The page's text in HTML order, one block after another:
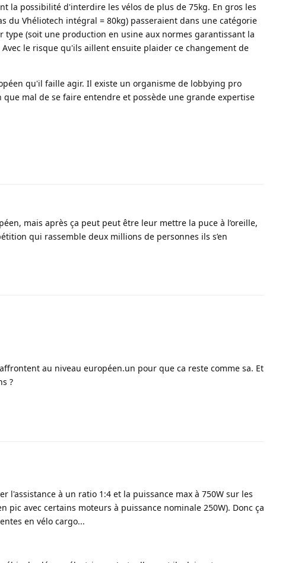
la possibilité d'interdire les vélos de plus de 75kg. En gros les
du Vhéliotech intégral = 80kg) passeraient dans une catégorie
(soit une production en usine aux normes garantissant la
le risque qu'ils aillent ensuite plaider ce changement de
qu'il faille agir. Il existe un organisme de lobbying pro
mal de se faire entendre et possède une grande expertise
mais après ça peut peut être leur mettre la puce à l’oreille,
qui rassemble deux millions de personnes ils s’en
au niveau européen.un pour que ca reste comme sa. Et
?
l'assistance à un ratio 1:4 et la puissance max à 750W sur les
pic avec certains moteurs à puissance nominale 250W). Donc ça
en vélo cargo...